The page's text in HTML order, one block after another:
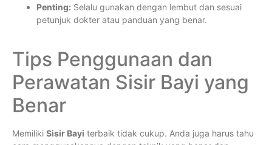
Penting: Selalu gunakan dengan lembut dan sesuai
petunjuk dokter atau panduan yang benar.
Tips Penggunaan dan
Perawatan Sisir Bayi yang
Benar
Memiliki Sisir Bayi terbaik tidak cukup. Anda juga harus tahu